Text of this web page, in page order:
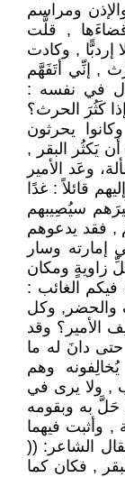
ومراسم
, قلَّت
إردبًّا , وكادت
, إنِّي أتَفَهَّم
في نفسه :
كَثُرَ الحرث؟
يحرثون
يَكثُر البقر ,
وعَد الأمير
قائلاً : غدًا
سيُصِيبهم
, فقد يدعوهم
إمارته وسار
زاويةٍ ومكان
الغائب :
والحضر, وكل
الأمير؟ وقد
دانَ له ما
وهم
, ولا يرى في
حَلَّ به وبقومه
, وأثبت فيهما
الشاعر: ((
, فكان كما